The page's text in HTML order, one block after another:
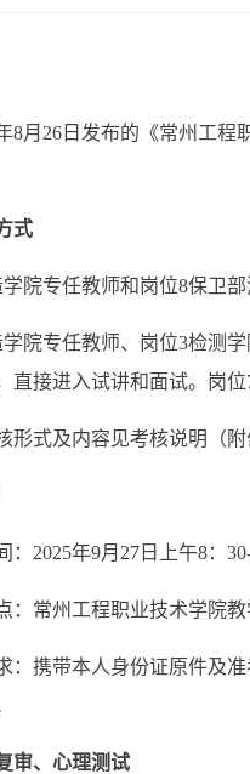
8月26 日发布的《常州工程
式
院专任教师和岗位8保卫
学院专任教师、岗位3检测
直接进入试讲和面试。岗
形式及内容见考核说明（附
：2025年9月27 日上午8：
：常州工程职业技术学院教
：携带本人身份证原件及
审、心理测试